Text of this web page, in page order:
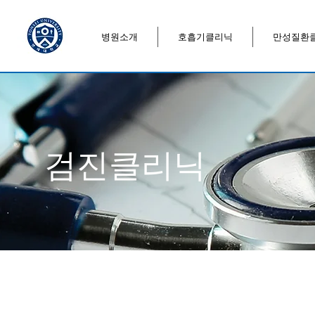
병원소개 호흡기클리닉 만성질환
검진클리닉